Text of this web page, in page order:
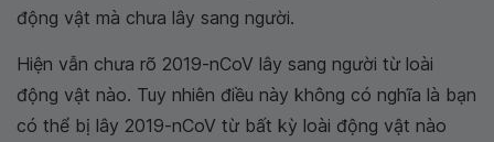
động vật mà chưa lây sang người.
Hiện vẫn chưa rõ 2019-nCoV lây sang người từ loài
động vật nào. Tuy nhiên điều này không có nghĩa là bạn
có thể bị lây 2019-nCoV từ bất kỳ loài động vật nào